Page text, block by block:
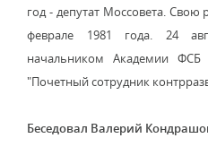
год - депутат Моссовета. Свою
феврале 1981 года. 24
начальником Академии ФСБ
"Почетный сотрудник
Беседовал Валерий